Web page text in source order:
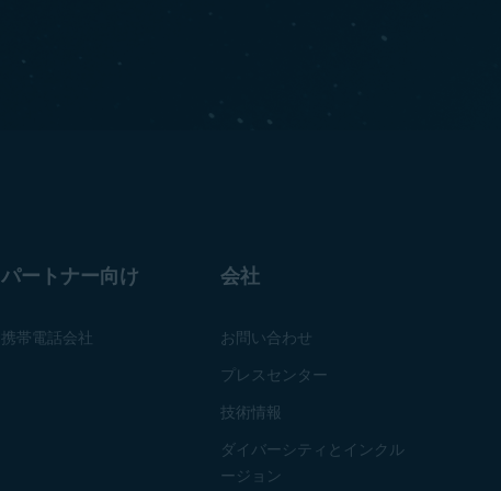
パートナー向け
携帯電話会社
会社
お問い合わせ
プレスセンター
技術情報
ダイバーシティとインクル
ージョン